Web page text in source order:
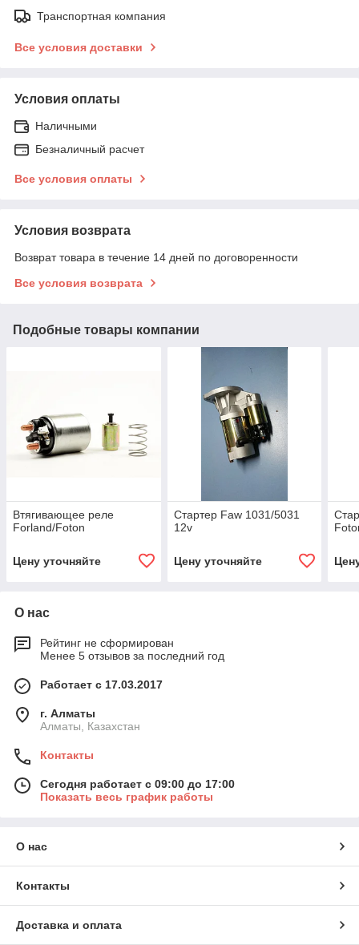
Транспортная компания
Все условия доставки
Условия оплаты
Наличными
Безналичный расчет
Все условия оплаты
Условия возврата
Возврат товара в течение 14 дней по договоренности
Все условия возврата
Подобные товары компании
Втягивающее реле
Forland/Foton
Цену уточняйте
Стартер Faw 1031/5031
12v
Цену уточняйте
О нас
Рейтинг не сформирован
Менее 5 отзывов за последний год
Работает с 17.03.2017
г. Алматы
Алматы, Казахстан
Контакты
Сегодня работает с 09:00 до 17:00
Показать весь график работы
О нас
Контакты
Доставка и оплата